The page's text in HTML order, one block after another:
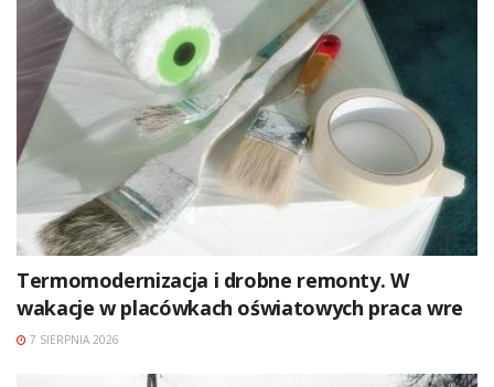
Termomodernizacja i drobne remonty. W
wakacje w placówkach oświatowych praca wre
7 SIERPNIA 2026